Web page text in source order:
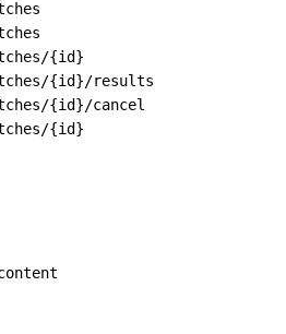
{id}
{id}/results
{id}/cancel
{id}